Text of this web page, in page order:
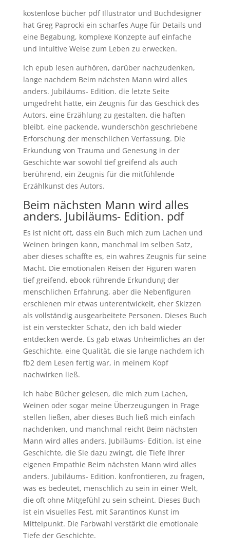
kostenlose bücher pdf Illustrator und Buchdesigner
hat Greg Paprocki ein scharfes Auge für Details und
eine Begabung, komplexe Konzepte auf einfache
und intuitive Weise zum Leben zu erwecken.
Ich epub lesen aufhören, darüber nachzudenken,
lange nachdem Beim nächsten Mann wird alles
anders. Jubiläums- Edition. die letzte Seite
umgedreht hatte, ein Zeugnis für das Geschick des
Autors, eine Erzählung zu gestalten, die haften
bleibt, eine packende, wunderschön geschriebene
Erforschung der menschlichen Verfassung. Die
Erkundung von Trauma und Genesung in der
Geschichte war sowohl tief greifend als auch
berührend, ein Zeugnis für die mitfühlende
Erzählkunst des Autors.
Beim nächsten Mann wird alles
anders. Jubiläums- Edition. pdf
Es ist nicht oft, dass ein Buch mich zum Lachen und
Weinen bringen kann, manchmal im selben Satz,
aber dieses schaffte es, ein wahres Zeugnis für seine
Macht. Die emotionalen Reisen der Figuren waren
tief greifend, ebook rührende Erkundung der
menschlichen Erfahrung, aber die Nebenfiguren
erschienen mir etwas unterentwickelt, eher Skizzen
als vollständig ausgearbeitete Personen. Dieses Buch
ist ein versteckter Schatz, den ich bald wieder
entdecken werde. Es gab etwas Unheimliches an der
Geschichte, eine Qualität, die sie lange nachdem ich
fb2 dem Lesen fertig war, in meinem Kopf
nachwirken ließ.
Ich habe Bücher gelesen, die mich zum Lachen,
Weinen oder sogar meine Überzeugungen in Frage
stellen ließen, aber dieses Buch ließ mich einfach
nachdenken, und manchmal reicht Beim nächsten
Mann wird alles anders. Jubiläums- Edition. ist eine
Geschichte, die Sie dazu zwingt, die Tiefe Ihrer
eigenen Empathie Beim nächsten Mann wird alles
anders. Jubiläums- Edition. konfrontieren, zu fragen,
was es bedeutet, menschlich zu sein in einer Welt,
die oft ohne Mitgefühl zu sein scheint. Dieses Buch
ist ein visuelles Fest, mit Sarantinos Kunst im
Mittelpunkt. Die Farbwahl verstärkt die emotionale
Tiefe der Geschichte.